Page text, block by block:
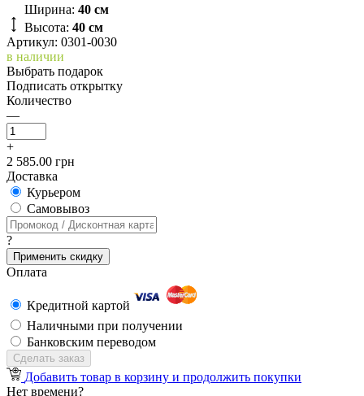
Ширина: 40 см
Высота: 40 см
Артикул: 0301-0030
в наличии
Выбрать подарок
Подписать открытку
Количество
—
+
2 585.00 грн
Доставка
Курьером
Cамовывоз
?
Применить скидку
Оплата
Кредитной картой
Наличными при получении
Банковским переводом
Сделать заказ
Добавить товар в корзину и продолжить покупки
Нет времени?